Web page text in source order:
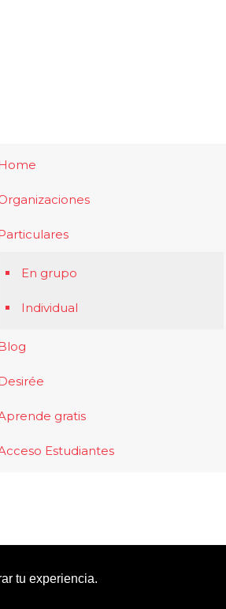
tu experiencia.
En grupo
Individual
gratis
Estudiantes